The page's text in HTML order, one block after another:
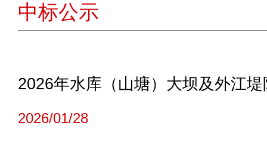
中标公示
2026/01/28